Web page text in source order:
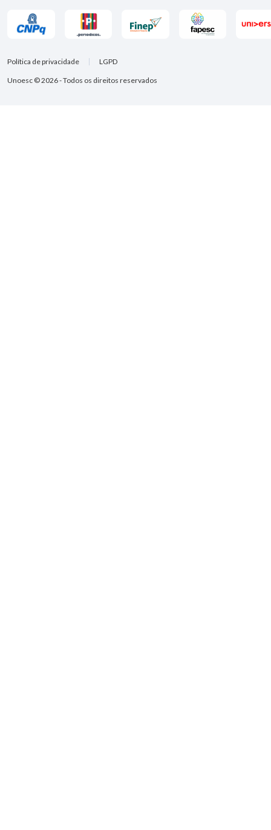
Unoesc © 2026 - Todos os direitos reservados
Política de privacidade LGPD